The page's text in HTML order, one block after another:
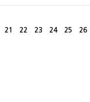
21 22 23 24 25 26